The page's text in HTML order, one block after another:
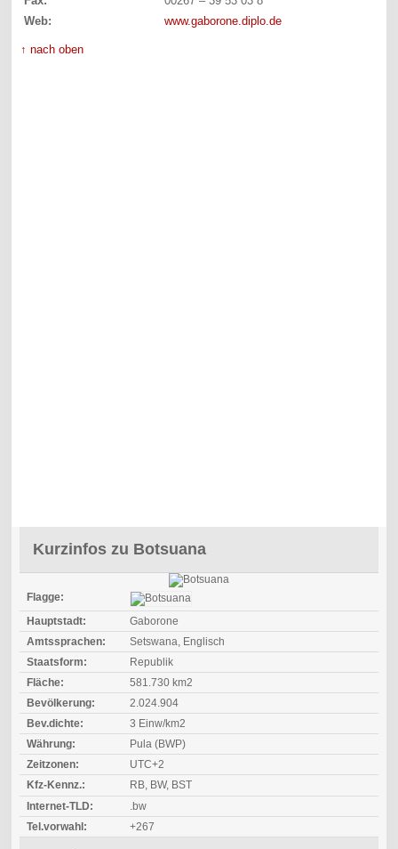
Web:
www.gaborone.diplo.de
↑ nach oben
Kurzinfos zu Botsuana
Flagge:
Hauptstadt:
Gaborone
Amtssprachen:
Setswana, Englisch
Staatsform:
Republik
Fläche:
581.730 km2
Bevölkerung:
2.024.904
Bev.dichte:
3 Einw/km2
Währung:
Pula (BWP)
Zeitzonen:
UTC+2
Kfz-Kennz.:
RB, BW, BST
Internet-TLD:
.bw
Tel.vorwahl:
+267